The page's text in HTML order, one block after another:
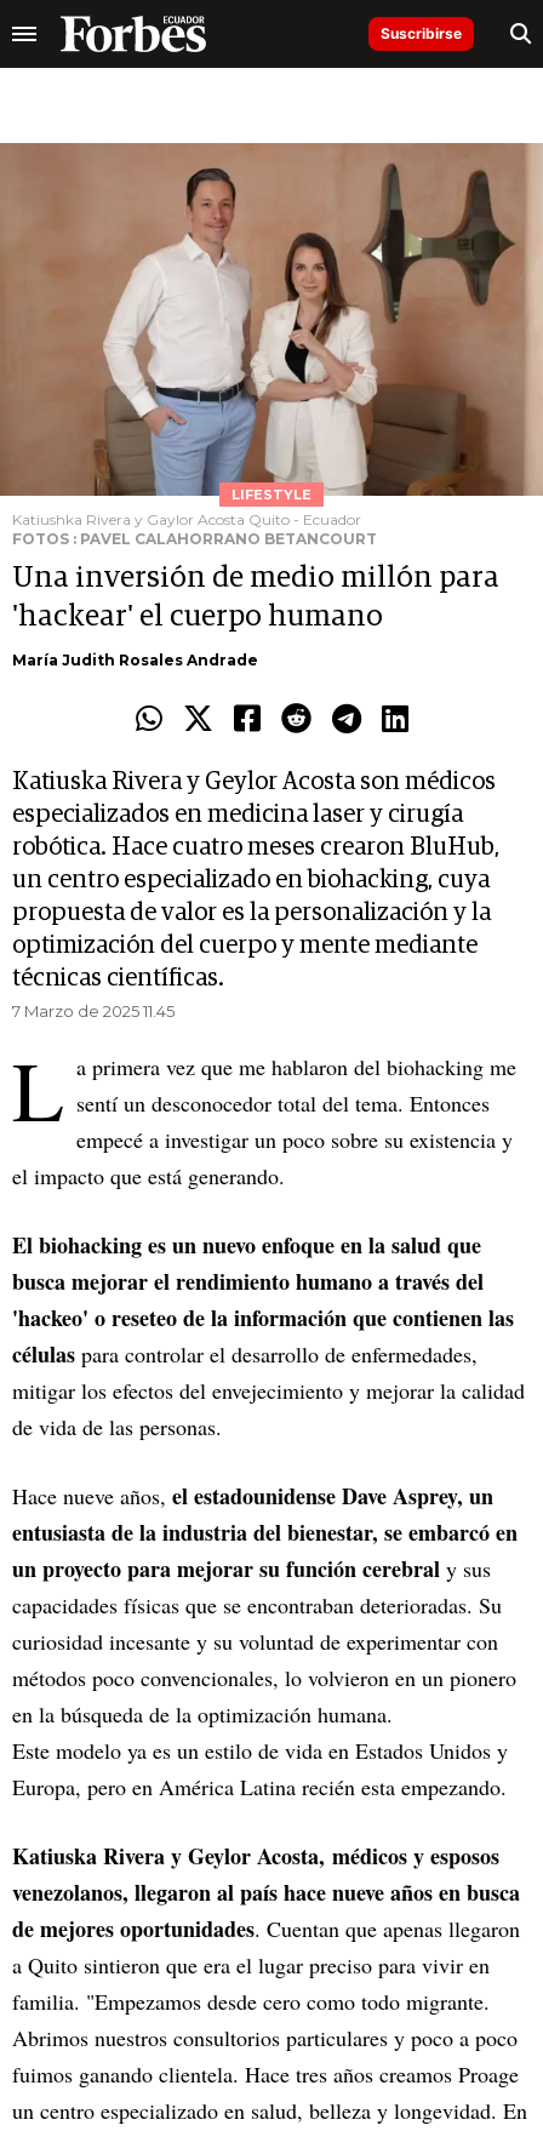
Suscribirse
LIFESTYLE
Katiushka Rivera y Gaylor Acosta Quito - Ecuador
FOTOS : PAVEL CALAHORRANO BETANCOURT
Una inversión de medio millón para
'hackear' el cuerpo humano
María Judith Rosales Andrade
Katiuska Rivera y Geylor Acosta son médicos
especializados en medicina laser y cirugía
robótica. Hace cuatro meses crearon BluHub,
un centro especializado en biohacking, cuya
propuesta de valor es la personalización y la
optimización del cuerpo y mente mediante
técnicas científicas.
7 Marzo de 2025 11.45
L a primera vez que me hablaron del biohacking me
sentí un desconocedor total del tema. Entonces
empecé a investigar un poco sobre su existencia y
el impacto que está generando.
El biohacking es un nuevo enfoque en la salud que
busca mejorar el rendimiento humano a través del
'hackeo' o reseteo de la información que contienen las
células para controlar el desarrollo de enfermedades,
mitigar los efectos del envejecimiento y mejorar la calidad
de vida de las personas.
Hace nueve años, el estadounidense Dave Asprey, un
entusiasta de la industria del bienestar, se embarcó en
un proyecto para mejorar su función cerebral y sus
capacidades físicas que se encontraban deterioradas. Su
curiosidad incesante y su voluntad de experimentar con
métodos poco convencionales, lo volvieron en un pionero
en la búsqueda de la optimización humana.
Este modelo ya es un estilo de vida en Estados Unidos y
Europa, pero en América Latina recién esta empezando.
Katiuska Rivera y Geylor Acosta, médicos y esposos
venezolanos, llegaron al país hace nueve años en busca
de mejores oportunidades. Cuentan que apenas llegaron
a Quito sintieron que era el lugar preciso para vivir en
familia. "Empezamos desde cero como todo migrante.
Abrimos nuestros consultorios particulares y poco a poco
fuimos ganando clientela. Hace tres años creamos Proage
un centro especializado en salud, belleza y longevidad. En